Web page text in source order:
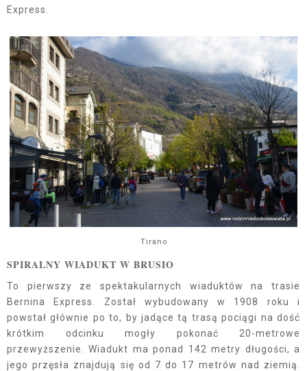
Express.
Tirano
SPIRALNY WIADUKT W BRUSIO
To pierwszy ze spektakularnych wiaduktów na trasie
Bernina Express. Został wybudowany w 1908 roku i
powstał głównie po to, by jadące tą trasą pociągi na dość
krótkim odcinku mogły pokonać 20-metrowe
przewyższenie. Wiadukt ma ponad 142 metry długości, a
jego przęsła znajdują się od 7 do 17 metrów nad ziemią.